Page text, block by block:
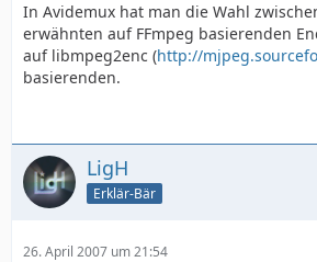
In Avidemux hat man die Wahl
erwähnten auf FFmpeg basierenden
auf libmpeg2enc (http://
basierenden.
LigH
Erklär-Bär
26. April 2007 um 21:54